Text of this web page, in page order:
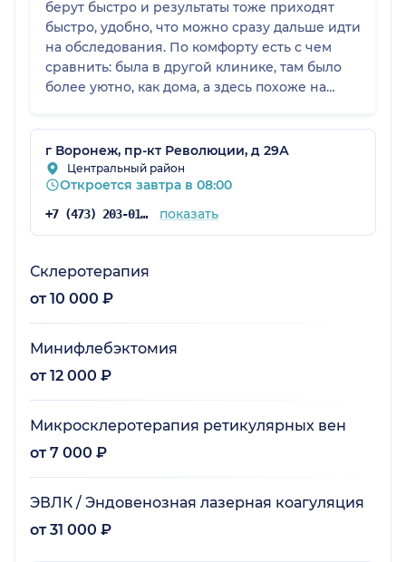
берут быстро и результаты тоже приходят
быстро, удобно, что можно сразу дальше идти
на обследования. По комфорту есть с чем
сравнить: была в другой клинике, там было
более уютно, как дома, а здесь похоже на
после наркоза. Я была именно в палате для
отхождения от наркоза, возможно, если
брать пребывание на день-два, там условия
другие. Но при этом все чисто, убрано,
никаких претензий нет.
г Воронеж, пр-кт Революции, д 29А
Центральный район
Откроется завтра в 08:00
+7 (473) 203-01-67 показать
Склеротерапия
от 10 000 ₽
Минифлебэктомия
от 12 000 ₽
Микросклеротерапия ретикулярных вен
от 7 000 ₽
ЭВЛК / Эндовенозная лазерная коагуляция
от 31 000 ₽